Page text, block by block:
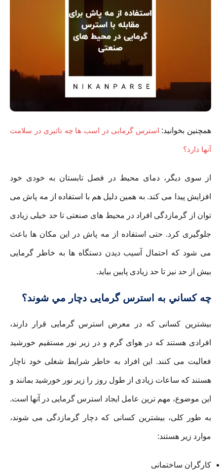
همچنین بخوانید: استرس گرمایی در اسب ها چه تاثیری در سلامت
آنها دارد؟
از سوی دیگر، دمای محیط در فصل تابستان به خودی خود
افزایش پیدا می کند. به همین دلیل هم با استفاده از مه پاش می
توان از گرمازدگی افراد در محیط های صنعتی تا حد خیلی زیادی
جلوگیری کرد. حتی استفاده از مه پاش در این مکان ها باعث
می شود که احتمال آسیب دیدن دستگاه ها به خاطر گرمایی
بیش از حد نیز تا حد زیادی پایین بیاید.
چه کساني به استرس گرمایی دچار مي شوند؟
بیشترین کسانی که در معرض استرس گرمایی قرار دارند،
افرادی هستند که در هوای گرم و در زیر نور مستقیم خورشید
فعالیت می کنند. این افراد به خاطر شرایط شغلی خود ناچار
هستند که ساعات زیادی از طول روز را زیر نور خورشید بمانند و
این موضوع، مهم ترین عامل ایجاد استرس گرمایی در آنها است.
به طور کلی، بیشترین کسانی که دچار گرمازدگی می شوند،
موارد زیر هستند:
کارگران ساختمانی